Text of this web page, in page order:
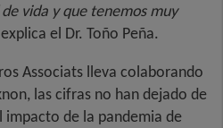
vida y que tenemos muy
explica el Dr. Toño Peña.
Associats lleva colaborando
las cifras no han dejado de
impacto de la pandemia de